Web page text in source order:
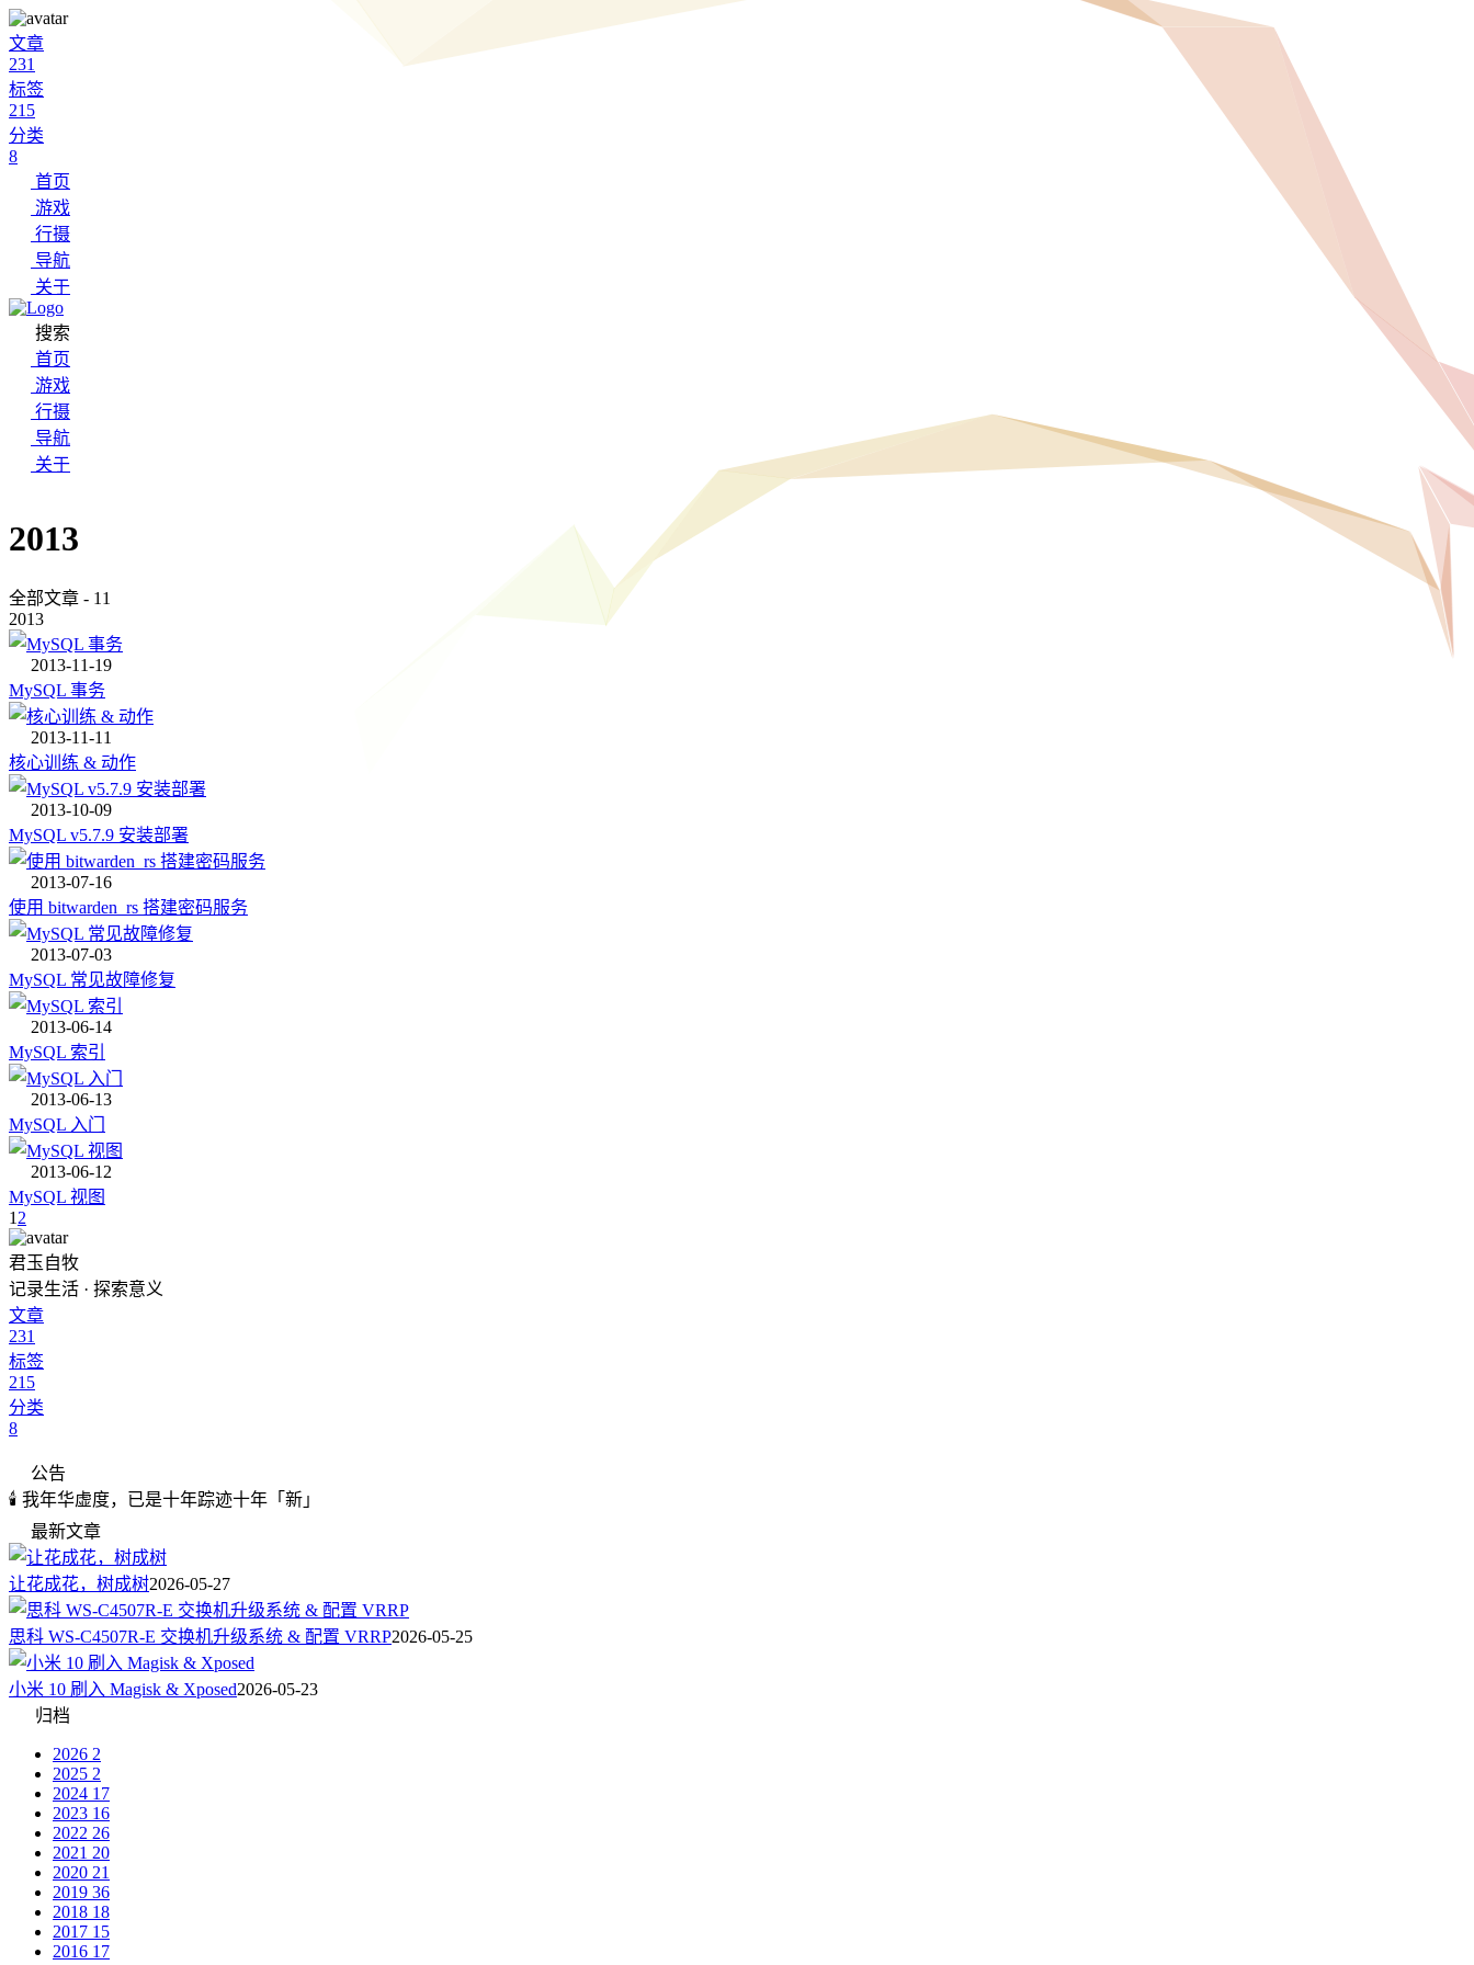
文章
231
标签
215
分类
8
首页
游戏
行摄
导航
关于
搜索
首页
游戏
行摄
导航
关于
2013
全部文章 - 11
2013
2013-11-19
MySQL 事务
2013-11-11
核心训练 & 动作
2013-10-09
MySQL v5.7.9 安装部署
2013-07-16
使用 bitwarden_rs 搭建密码服务
2013-07-03
MySQL 常见故障修复
2013-06-14
MySQL 索引
2013-06-13
MySQL 入门
2013-06-12
MySQL 视图
1 2
君玉自牧
记录生活 · 探索意义
文章
231
标签
215
分类
8
公告
🕯️ 我年华虚度，已是十年踪迹十年「新」
最新文章
让花成花，树成树2026-05-27
思科 WS-C4507R-E 交换机升级系统 & 配置 VRRP2026-05-25
小米 10 刷入 Magisk & Xposed2026-05-23
归档
2026 2
2025 2
2024 17
2023 16
2022 26
2021 20
2020 21
2019 36
2018 18
2017 15
2016 17